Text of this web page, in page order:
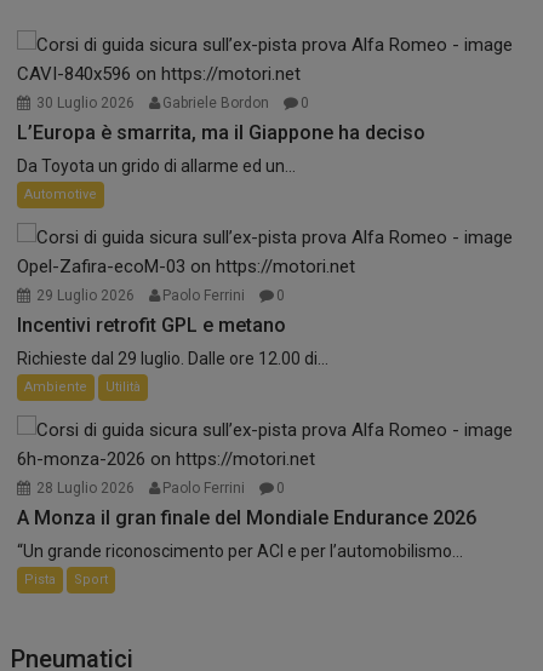
30 Luglio 2026 Gabriele Bordon 0
L’Europa è smarrita, ma il Giappone ha deciso
Da Toyota un grido di allarme ed un...
Automotive
29 Luglio 2026 Paolo Ferrini 0
Incentivi retrofit GPL e metano
Richieste dal 29 luglio. Dalle ore 12.00 di...
Ambiente Utilità
28 Luglio 2026 Paolo Ferrini 0
A Monza il gran finale del Mondiale Endurance 2026
“Un grande riconoscimento per ACI e per l’automobilismo...
Pista Sport
Pneumatici